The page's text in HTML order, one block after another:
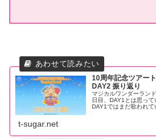
10周年記念ツアー
DAY2 振り返り
マジカルワンダーラン
日目、DAY1とは思って
DAY1ではまだ歌われ
t-sugar.net